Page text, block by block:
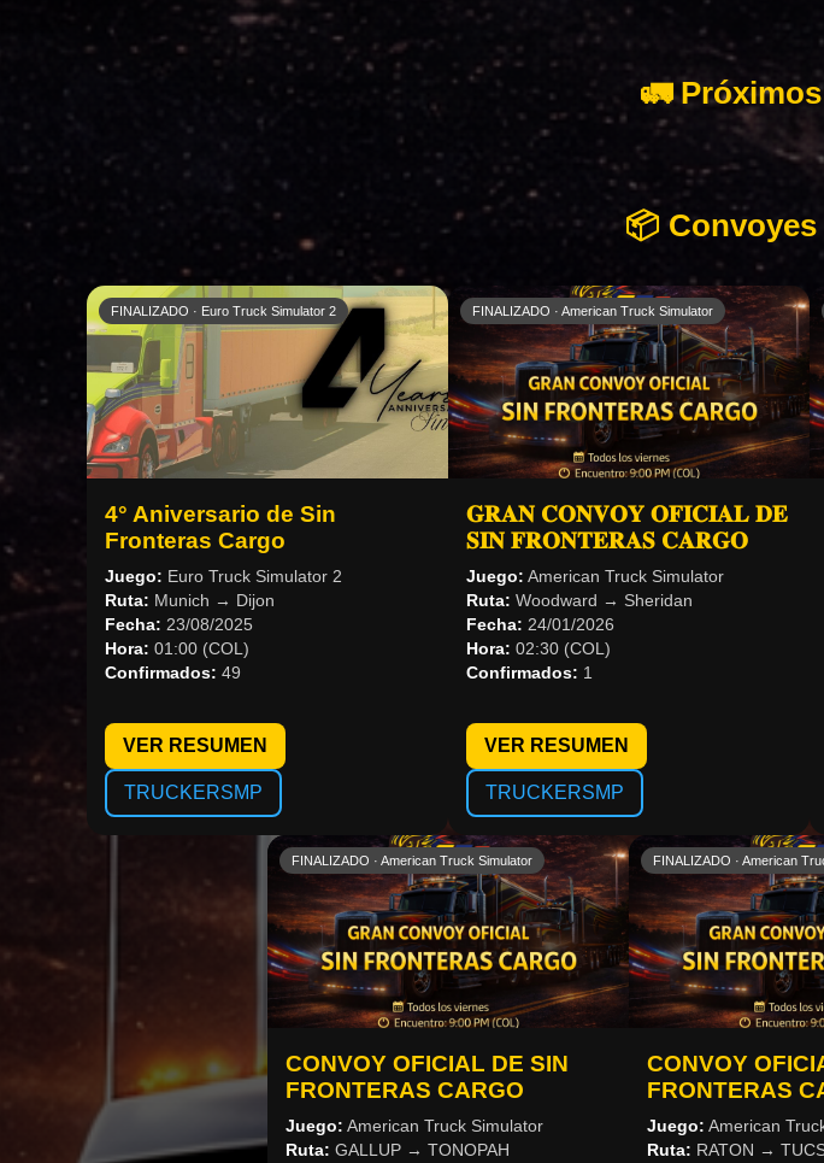
🚛
📦
FINALIZADO · Euro Truck Simulator 2
4° Aniversario de Sin
Fronteras Cargo
Juego: Euro Truck Simulator 2
Ruta: Munich → Dijon
Fecha: 23/08/2025
Hora: 01:00 (COL)
Confirmados: 49
VER RESUMEN
TRUCKERSMP
FINALIZADO · American Truck Simulator
𝐆𝐑𝐀𝐍 𝐂𝐎𝐍𝐕𝐎𝐘 𝐎𝐅𝐈𝐂𝐈𝐀𝐋 𝐃𝐄
𝐒𝐈𝐍 𝐅𝐑𝐎𝐍𝐓𝐄𝐑𝐀𝐒 𝐂𝐀𝐑𝐆𝐎
Juego: American Truck Simulator
Ruta: Woodward → Sheridan
Fecha: 24/01/2026
Hora: 02:30 (COL)
Confirmados: 1
VER RESUMEN
TRUCKERSMP
FINALIZADO · American Truck Simulator
CONVOY OFICIAL DE SIN
FRONTERAS CARGO
Juego: American Truck Simulator
Ruta: GALLUP → TONOPAH
FINALIZADO · American
CONVOY
FRONTERAS
Juego: American
Ruta: RATON →